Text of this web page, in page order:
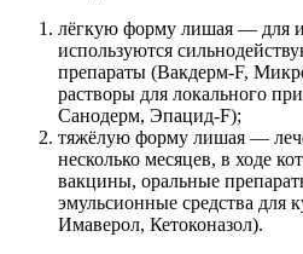
лёгкую форму лишая — для
используются
препараты (Вакдерм-F,
растворы для локального
Санодерм, Эпацид-F);
тяжёлую форму лишая —
несколько месяцев, в ходе
вакцины, оральные
эмульсионные средства для
Имаверол, Кетоконазол).